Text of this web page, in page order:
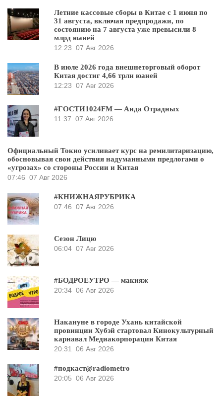
Летние кассовые сборы в Китае с 1 июня по
31 августа, включая предпродажи, по
состоянию на 7 августа уже превысили 8
млрд юаней
12:23 07 Авг 2026
В июле 2026 года внешнеторговый оборот
Китая достиг 4,66 трлн юаней
12:23 07 Авг 2026
#ГОСТИ1024FM — Аида Отрадных
11:37 07 Авг 2026
Официальный Токио усиливает курс на ремилитаризацию,
обосновывая свои действия надуманными предлогами о
«угрозах» со стороны России и Китая
07:46 07 Авг 2026
#КНИЖНАЯРУБРИКА
07:46 07 Авг 2026
Сезон Лицю
06:04 07 Авг 2026
#БОДРОЕУТРО — макияж
20:34 06 Авг 2026
Накануне в городе Ухань китайской
провинции Хубэй стартовал Кинокультурный
карнавал Медиакорпорации Китая
20:31
06 Авг 2026
#подкаст@radiometro
20:05 06 Авг 2026